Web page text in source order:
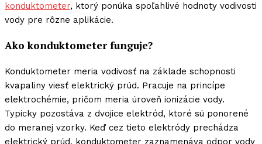
konduktometer, ktorý ponúka spoľahlivé hodnoty vodivosti
vody pre rôzne aplikácie.
Ako konduktometer funguje?
Konduktometer meria vodivosť na základe schopnosti
kvapaliny viesť elektrický prúd. Pracuje na princípe
elektrochémie, pričom meria úroveň ionizácie vody.
Typicky pozostáva z dvojice elektród, ktoré sú ponorené
do meranej vzorky. Keď cez tieto elektródy prechádza
elektrický prúd, konduktometer zaznamenáva odpor vody